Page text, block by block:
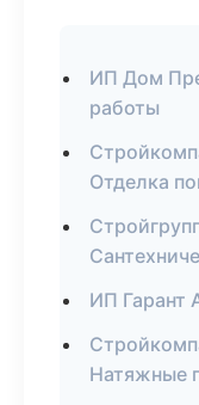
ИП Дом
работы
Отделка
ИП Гарант
Натяжные